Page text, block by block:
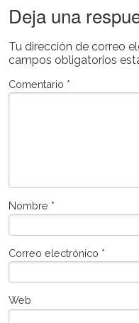
Deja una
Tu dirección de correo
campos obligatorios
Comentario *
Nombre *
Correo electrónico *
Web